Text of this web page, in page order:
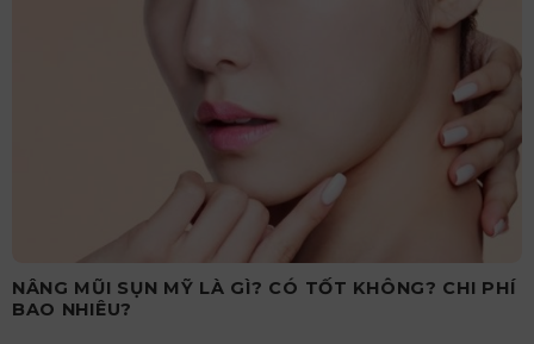
NÂNG MŨI SỤN MỸ LÀ GÌ? CÓ TỐT KHÔNG? CHI PHÍ
BAO NHIÊU?